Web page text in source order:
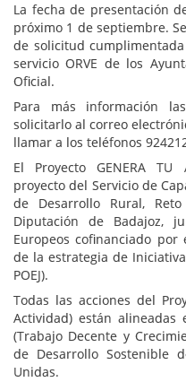
La fecha de presentación
próximo 1 de septiembre.
de solicitud
servicio ORVE de los
Oficial.
Para más información
solicitarlo al correo
llamar a los teléfonos
El Proyecto GENERA TU
proyecto del Servicio de
de Desarrollo Rural,
Diputación de Badajoz,
Europeos cofinanciado por
de la estrategia de
POEJ).
Todas las acciones del
Actividad) están
(Trabajo Decente y
de Desarrollo Sostenible
Unidas.